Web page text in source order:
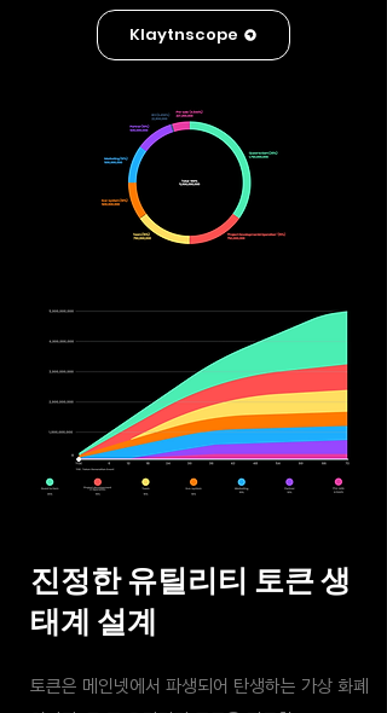
Klaytnscope
진정한 유틸리티 토큰 생
태계 설계
토큰은 메인넷에서 파생되어 탄생하는 가상 화폐